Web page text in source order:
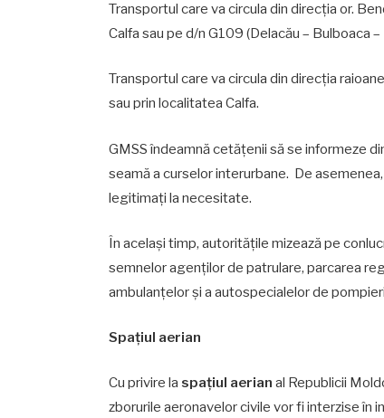
Transportul care va circula din direcția or.
Calfa sau pe d/n G109 (Delacău – Bulboaca –
Transportul care va circula din direcția
sau prin localitatea Calfa.
GMSS îndeamnă cetățenii să se informeze
seamă a curselor interurbane. De
legitimați la necesitate.
În același timp, autoritățile mizează pe
semnelor agenților de patrulare, parcarea
ambulanțelor și a autospecialelor de
Spațiul aerian
Cu privire la spațiul aerian al Republicii
zborurile aeronavelor civile vor fi interzise în